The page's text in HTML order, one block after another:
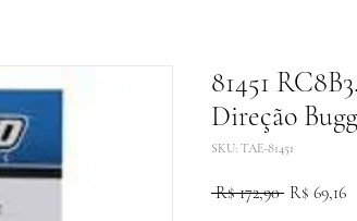
81451
Direção
SKU: TAE-81451
R$ 172,90 Preço
R$ 69,16